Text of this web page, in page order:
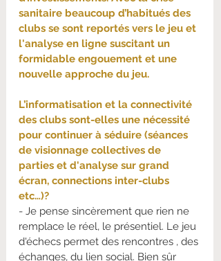
sanitaire beaucoup d’habitués des
clubs se sont reportés vers le jeu et
l'analyse en ligne suscitant un
formidable engouement et une
nouvelle approche du jeu.
L’informatisation et la connectivité
des clubs sont-elles une nécessité
pour continuer à séduire (séances
de visionnage collectives de
parties et d'analyse sur grand
écran, connections inter-clubs
etc…)?
- Je pense sincèrement que rien ne
remplace le réel, le présentiel. Le jeu
d'échecs permet des rencontres , des
échanges, du lien social. Bien sûr